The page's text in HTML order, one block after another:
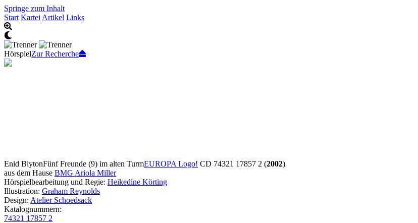
Springe zum Inhalt
Start Kartei Artikel Links
HörspielZur Recherche
Enid BlytonFünf Freunde (9) im alten TurmEUROPA Logo! CD 74321 17857 2 (2002)
aus dem Hause BMG Ariola Miller
Hörspielbearbeitung und Regie: Heikedine Körting
Illustration: Graham Reynolds
Design: Atelier Schoedsack
Katalognummern:
74321 17857 2